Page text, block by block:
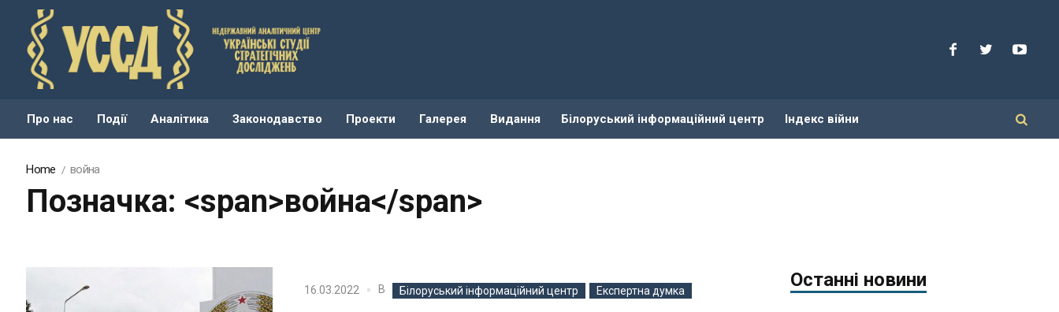
Про нас Події Аналітика Законодавство Проекти Галерея Видання Білоруський інформаційний центр Індекс війни
Home война
Позначка: <span>война</span>
16.03.2022 В Білоруський інформаційний центр Експертна думка Останні новини